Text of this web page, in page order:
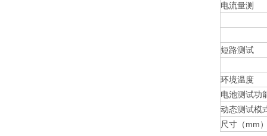
电流量测
短路测试
环境温度
电池测试功
动态测试模
尺寸（mm